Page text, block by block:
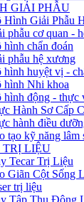
GIẢI PHẪU
Hình Giải Phẫu
phẫu cơ quan -
hình chẩn đoán
phẫu hệ xương
hình huyệt vị -
hình Nhi khoa
hình động - thực
Hành Sơ Cấp
hành điều
tạo kỹ năng lâm
LIỆU
Tecar Trị Liệu
Giãn Cột Sống
trị liệu
Tập Thụ Động